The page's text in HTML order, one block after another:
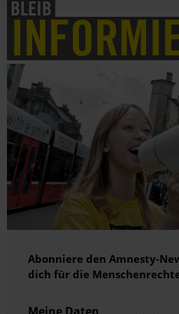
BLEIB
Abonniere den Amnesty-
dich für die